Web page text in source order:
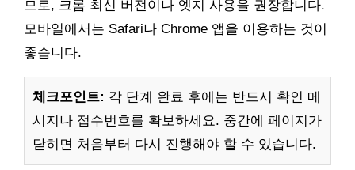
므로, 크롬 최신 버전이나 엣지 사용을 권장합니다.
모바일에서는 Safari나 Chrome 앱을 이용하는 것이
좋습니다.
체크포인트: 각 단계 완료 후에는 반드시 확인 메
시지나 접수번호를 확보하세요. 중간에 페이지가
닫히면 처음부터 다시 진행해야 할 수 있습니다.